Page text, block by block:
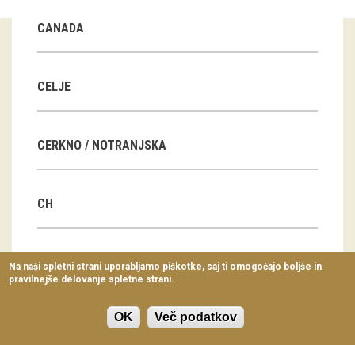
Arhiv razstav
dogodki
Predavanja
Delavnice
Vodeni ogledi
CANADA
CELJE
CERKNO / NOTRANJSKA
CH
CN
Na naši spletni strani uporabljamo piškotke, saj ti omogočajo boljše in
pravilnejše delovanje spletne strani.
OK Več podatkov